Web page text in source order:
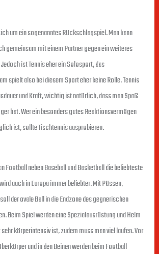
um ein sogenanntes Rückschlagspiel. Man kann
gemeinsam mit einem Partner gegen ein weiteres
ist Tennis eher ein Solosport, das
spielt also bei diesem Sport eher keine Rolle. Tennis
und Kraft, wichtig ist natürlich, dass man Spaß
hat. Wer ein besonders gutes Reaktionsvermögen
ist, sollte Tischtennis ausprobieren.
Football neben Baseball und Basketball die beliebteste
auch in Europa immer beliebter. Mit Pässen,
der ovale Ball in die Endzone des gegnerischen
Beim Spiel werden eine Spezialausrüstung und Helm
körperintensiv ist, zudem muss man viel laufen. Vor
und in den Beinen werden beim Football